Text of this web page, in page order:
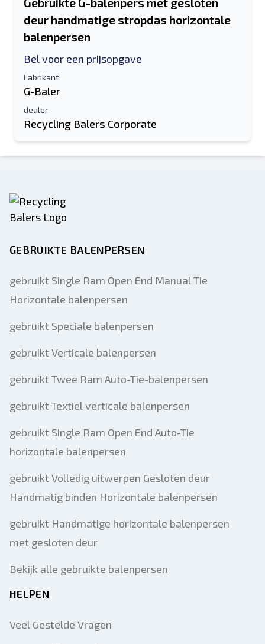
deur handmatige stropdas horizontale
balenpersen
Bel voor een prijsopgave
Fabrikant
G-Baler
dealer
Recycling Balers Corporate
GEBRUIKTE BALENPERSEN
gebruikt Single Ram Open End Manual Tie
Horizontale balenpersen
gebruikt Speciale balenpersen
gebruikt Verticale balenpersen
gebruikt Twee Ram Auto-Tie-balenpersen
gebruikt Textiel verticale balenpersen
gebruikt Single Ram Open End Auto-Tie
horizontale balenpersen
gebruikt Volledig uitwerpen Gesloten deur
Handmatig binden Horizontale balenpersen
gebruikt Handmatige horizontale balenpersen
met gesloten deur
Bekijk alle gebruikte balenpersen
HELPEN
Veel Gestelde Vragen